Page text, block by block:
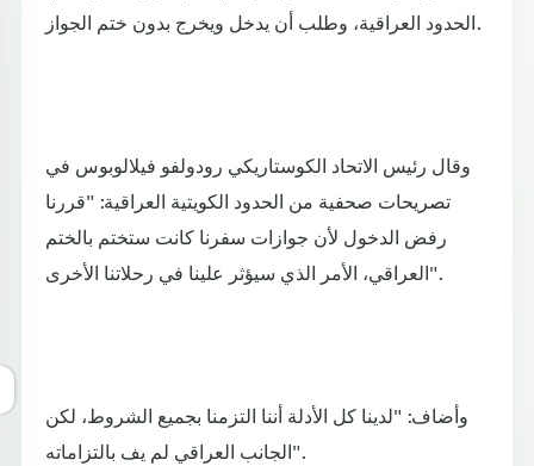
الحدود العراقية، وطلب أن يدخل ويخرج بدون ختم الجواز.
وقال رئيس الاتحاد الكوستاريكي رودولفو فيلالوبوس في
تصريحات صحفية من الحدود الكويتية العراقية: "قررنا
رفض الدخول لأن جوازات سفرنا كانت ستختم بالختم
العراقي، الأمر الذي سيؤثر علينا في رحلاتنا الأخرى".
وأضاف: "لدينا كل الأدلة أننا التزمنا بجميع الشروط، لكن
الجانب العراقي لم يف بالتزاماته".